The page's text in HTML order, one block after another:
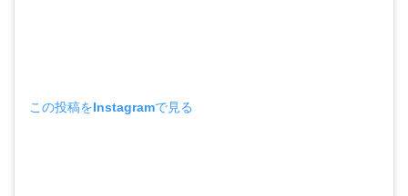
この投稿をInstagramで見る